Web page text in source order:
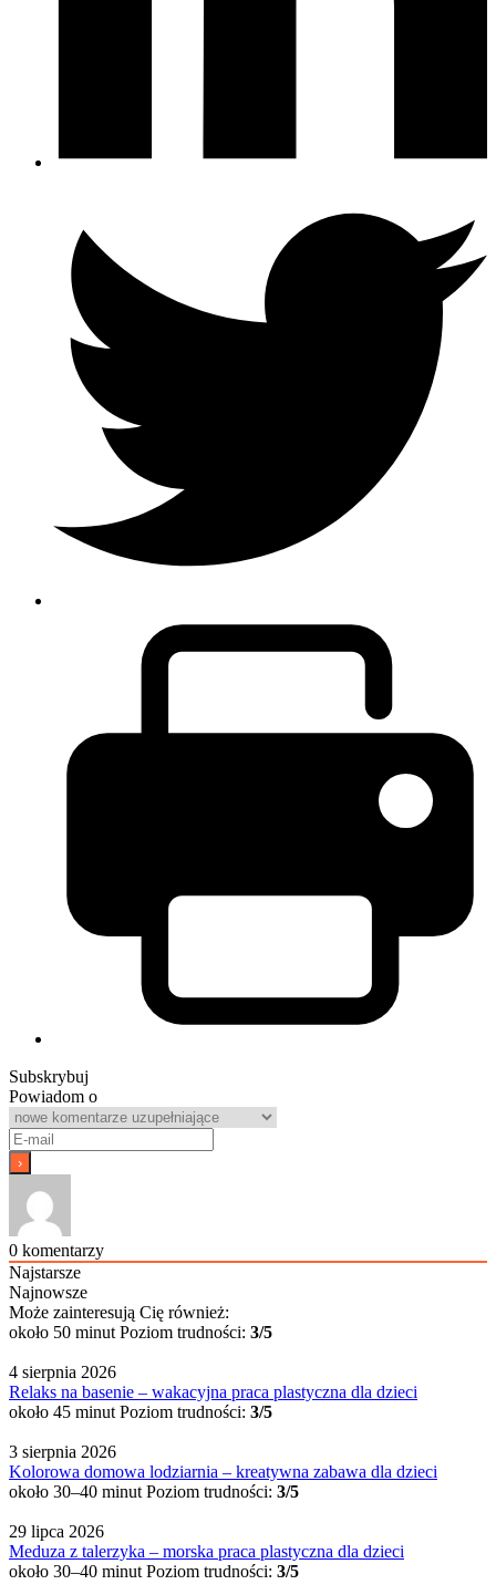
Subskrybuj
Powiadom o
0 komentarzy
Najstarsze
Najnowsze
Może zainteresują Cię również:
około 50 minut Poziom trudności: 3/5
4 sierpnia 2026
Relaks na basenie – wakacyjna praca plastyczna dla dzieci
około 45 minut Poziom trudności: 3/5
3 sierpnia 2026
Kolorowa domowa lodziarnia – kreatywna zabawa dla dzieci
około 30–40 minut Poziom trudności: 3/5
29 lipca 2026
Meduza z talerzyka – morska praca plastyczna dla dzieci
około 30–40 minut Poziom trudności: 3/5